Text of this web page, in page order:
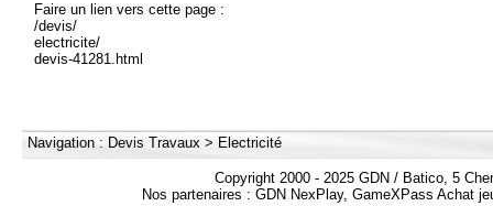
Faire un lien vers cette page :
/devis/
electricite/
devis-41281.html
Navigation : Devis Travaux > Electricité
Copyright 2000 - 2025 GDN / Batico, 5
Nos partenaires : GDN NexPlay, GameXPass Achat